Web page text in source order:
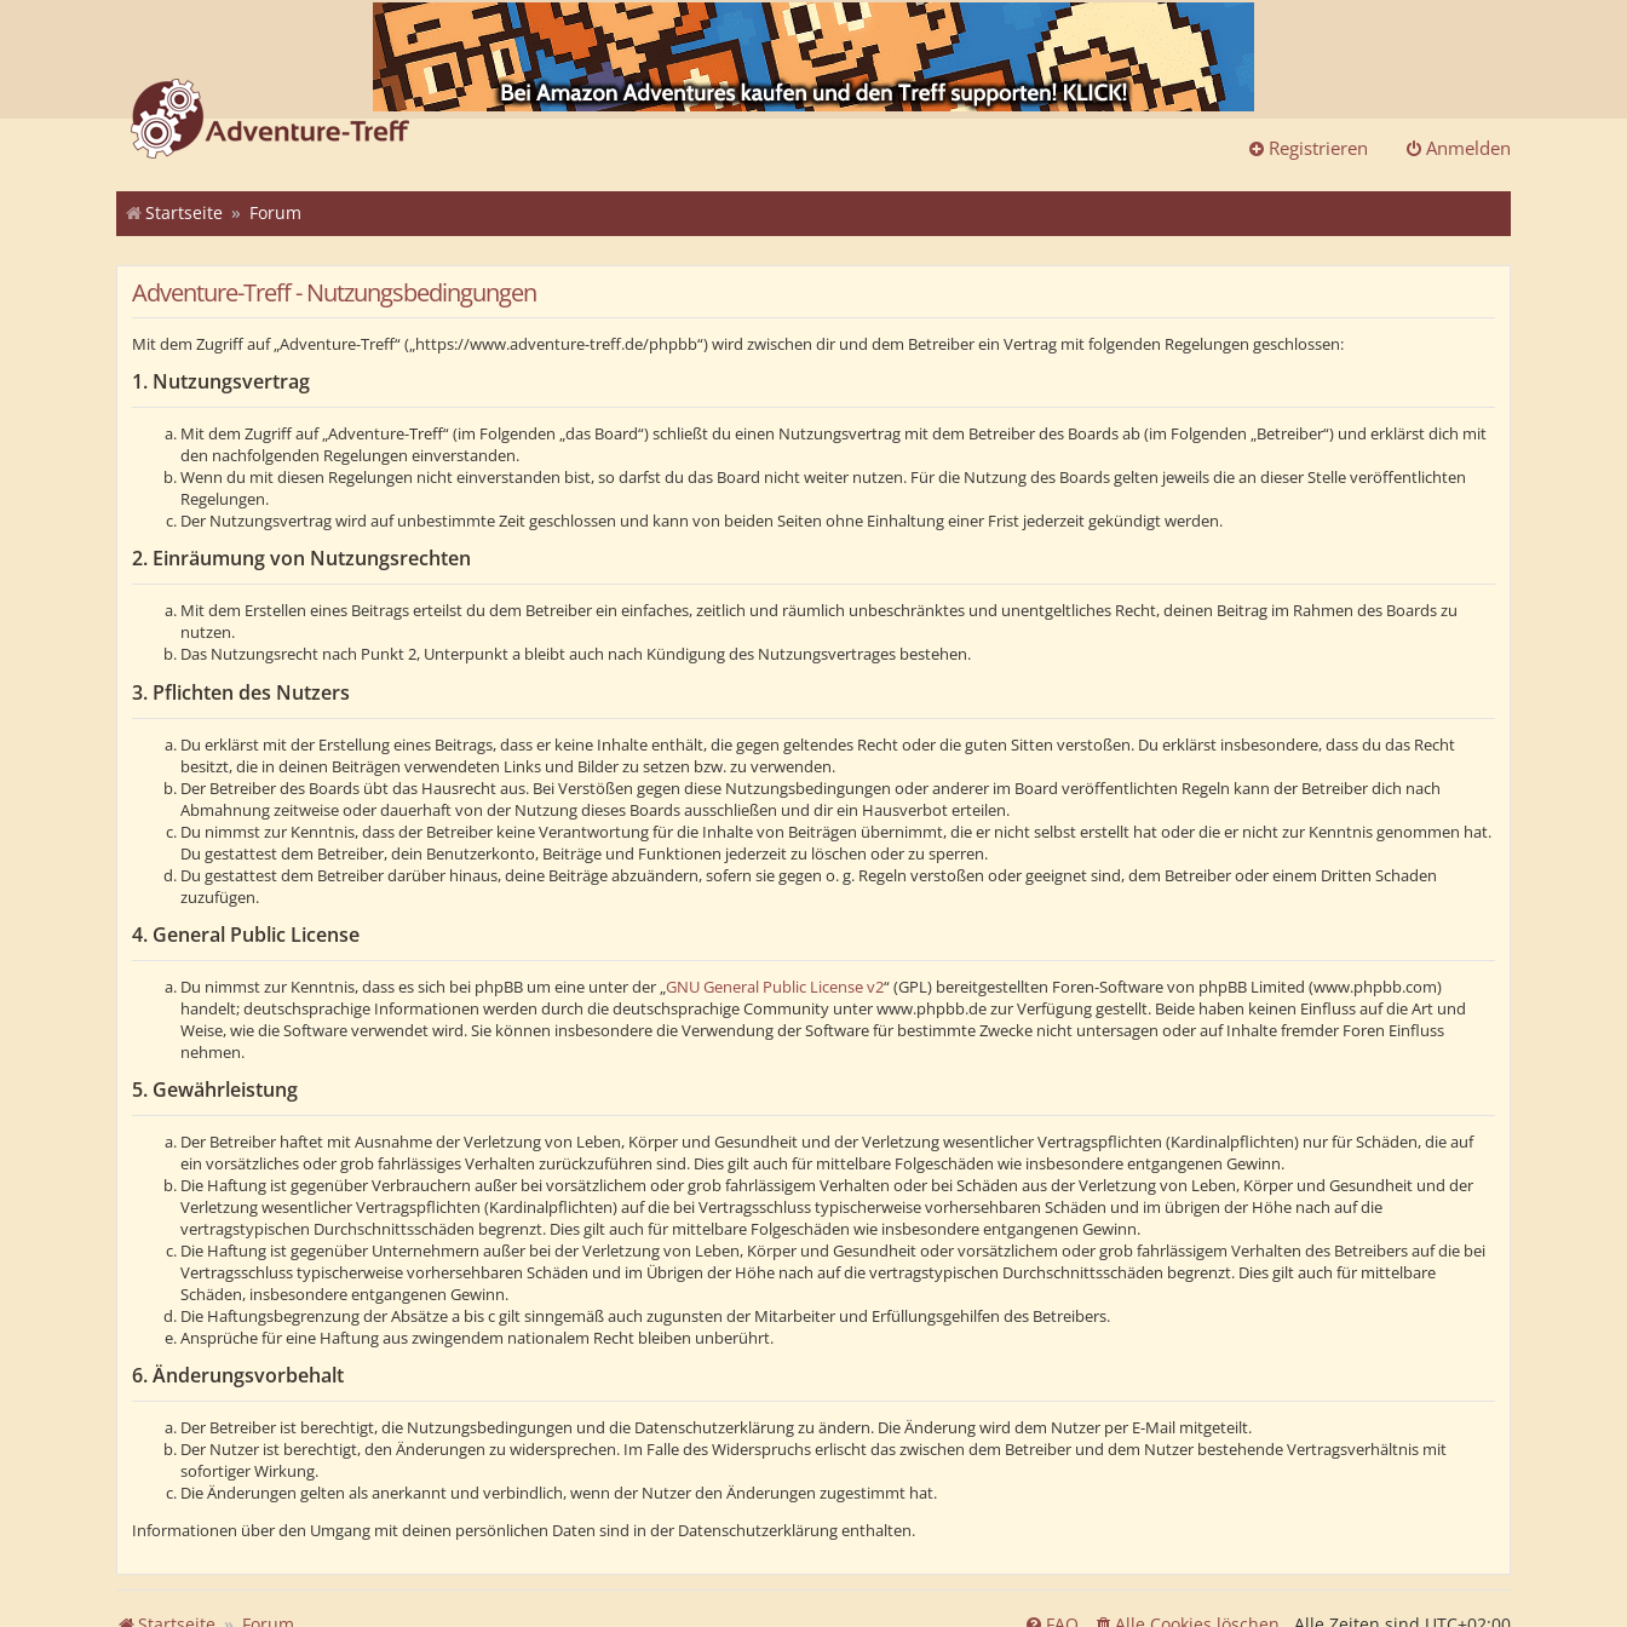
Anmelden
Registrieren
Startseite Forum
Adventure-Treff - Nutzungsbedingungen
Mit dem Zugriff auf „Adventure-Treff“ („https://www.adventure-treff.de/phpbb“) wird zwischen dir und dem Betreiber ein Vertrag mit folgenden Regelungen geschlossen:
1. Nutzungsvertrag
Mit dem Zugriff auf „Adventure-Treff“ (im Folgenden „das Board“) schließt du einen Nutzungsvertrag mit dem Betreiber des Boards ab (im Folgenden „Betreiber“) und erklärst dich mit
den nachfolgenden Regelungen einverstanden.
Wenn du mit diesen Regelungen nicht einverstanden bist, so darfst du das Board nicht weiter nutzen. Für die Nutzung des Boards gelten jeweils die an dieser Stelle veröffentlichten
Regelungen.
Der Nutzungsvertrag wird auf unbestimmte Zeit geschlossen und kann von beiden Seiten ohne Einhaltung einer Frist jederzeit gekündigt werden.
2. Einräumung von Nutzungsrechten
Mit dem Erstellen eines Beitrags erteilst du dem Betreiber ein einfaches, zeitlich und räumlich unbeschränktes und unentgeltliches Recht, deinen Beitrag im Rahmen des Boards zu
nutzen.
Das Nutzungsrecht nach Punkt 2, Unterpunkt a bleibt auch nach Kündigung des Nutzungsvertrages bestehen.
3. Pflichten des Nutzers
Du erklärst mit der Erstellung eines Beitrags, dass er keine Inhalte enthält, die gegen geltendes Recht oder die guten Sitten verstoßen. Du erklärst insbesondere, dass du das Recht
besitzt, die in deinen Beiträgen verwendeten Links und Bilder zu setzen bzw. zu verwenden.
Der Betreiber des Boards übt das Hausrecht aus. Bei Verstößen gegen diese Nutzungsbedingungen oder anderer im Board veröffentlichten Regeln kann der Betreiber dich nach
Abmahnung zeitweise oder dauerhaft von der Nutzung dieses Boards ausschließen und dir ein Hausverbot erteilen.
Du nimmst zur Kenntnis, dass der Betreiber keine Verantwortung für die Inhalte von Beiträgen übernimmt, die er nicht selbst erstellt hat oder die er nicht zur Kenntnis genommen hat.
Du gestattest dem Betreiber, dein Benutzerkonto, Beiträge und Funktionen jederzeit zu löschen oder zu sperren.
Du gestattest dem Betreiber darüber hinaus, deine Beiträge abzuändern, sofern sie gegen o. g. Regeln verstoßen oder geeignet sind, dem Betreiber oder einem Dritten Schaden
zuzufügen.
4. General Public License
Du nimmst zur Kenntnis, dass es sich bei phpBB um eine unter der „GNU General Public License v2“ (GPL) bereitgestellten Foren-Software von phpBB Limited (www.phpbb.com)
handelt; deutschsprachige Informationen werden durch die deutschsprachige Community unter www.phpbb.de zur Verfügung gestellt. Beide haben keinen Einfluss auf die Art und
Weise, wie die Software verwendet wird. Sie können insbesondere die Verwendung der Software für bestimmte Zwecke nicht untersagen oder auf Inhalte fremder Foren Einfluss
nehmen.
5. Gewährleistung
Der Betreiber haftet mit Ausnahme der Verletzung von Leben, Körper und Gesundheit und der Verletzung wesentlicher Vertragspflichten (Kardinalpflichten) nur für Schäden, die auf
ein vorsätzliches oder grob fahrlässiges Verhalten zurückzuführen sind. Dies gilt auch für mittelbare Folgeschäden wie insbesondere entgangenen Gewinn.
Die Haftung ist gegenüber Verbrauchern außer bei vorsätzlichem oder grob fahrlässigem Verhalten oder bei Schäden aus der Verletzung von Leben, Körper und Gesundheit und der
Verletzung wesentlicher Vertragspflichten (Kardinalpflichten) auf die bei Vertragsschluss typischerweise vorhersehbaren Schäden und im übrigen der Höhe nach auf die
vertragstypischen Durchschnittsschäden begrenzt. Dies gilt auch für mittelbare Folgeschäden wie insbesondere entgangenen Gewinn.
Die Haftung ist gegenüber Unternehmern außer bei der Verletzung von Leben, Körper und Gesundheit oder vorsätzlichem oder grob fahrlässigem Verhalten des Betreibers auf die bei
Vertragsschluss typischerweise vorhersehbaren Schäden und im Übrigen der Höhe nach auf die vertragstypischen Durchschnittsschäden begrenzt. Dies gilt auch für mittelbare
Schäden, insbesondere entgangenen Gewinn.
Die Haftungsbegrenzung der Absätze a bis c gilt sinngemäß auch zugunsten der Mitarbeiter und Erfüllungsgehilfen des Betreibers.
Ansprüche für eine Haftung aus zwingendem nationalem Recht bleiben unberührt.
6. Änderungsvorbehalt
Der Betreiber ist berechtigt, die Nutzungsbedingungen und die Datenschutzerklärung zu ändern. Die Änderung wird dem Nutzer per E-Mail mitgeteilt.
Der Nutzer ist berechtigt, den Änderungen zu widersprechen. Im Falle des Widerspruchs erlischt das zwischen dem Betreiber und dem Nutzer bestehende Vertragsverhältnis mit
sofortiger Wirkung.
Die Änderungen gelten als anerkannt und verbindlich, wenn der Nutzer den Änderungen zugestimmt hat.
Informationen über den Umgang mit deinen persönlichen Daten sind in der Datenschutzerklärung enthalten.